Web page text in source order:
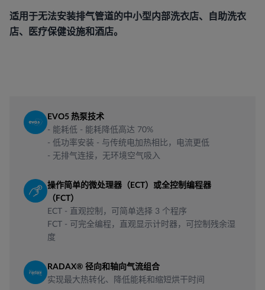
适用于无法安装排气管道的中小型内部洗衣店、自助洗衣
店、医疗保健设施和酒店。
EVO5 热泵技术
- 能耗低 - 能耗降低高达 70%
- 低功率安装 - 与传统电加热相比，电流更低
- 无排气连接，无环境空气吸入
操作简单的微处理器（ECT）或全控制编程器
（FCT）
ECT - 直观控制，可简单选择 3 个程序
FCT - 可完全编程，直观显示计时器，可控制残余湿
度
RADAX® 径向和轴向气流组合
实现最大热转化、降低能耗和缩短烘干时间